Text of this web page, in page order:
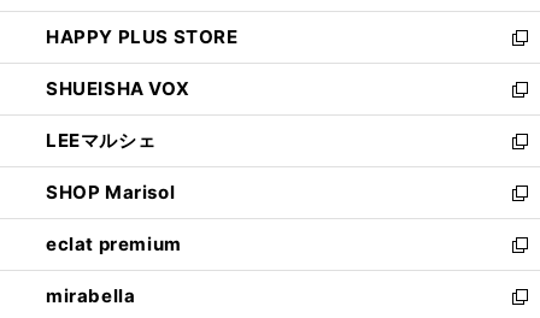
ン
ド
ウ
で
開
く
ウ
ィ
ン
ド
ウ
で
開
く
し
い
ウ
ィ
ン
ド
ウ
で
開
く
HAPPY PLUS STORE
新
し
い
ウ
ィ
ン
ド
ウ
で
開
く
SHUEISHA VOX
新
し
い
ウ
ィ
ン
ド
ウ
で
LEEマルシェ
新
し
い
ウ
ィ
ン
ド
SHOP Marisol
新
し
い
ウ
ィ
eclat premium
新
し
い
mirabella
新